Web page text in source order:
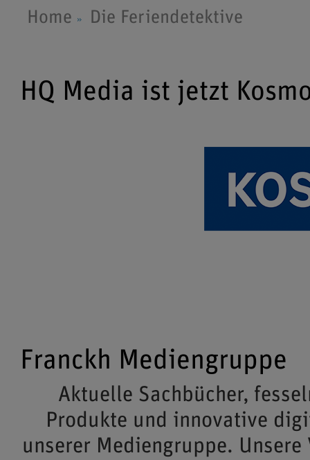
Home Die Feriendetektive
HQ Media ist jetzt
Franckh Mediengruppe
Aktuelle Sachbücher,
Produkte und innovative
unserer Mediengruppe.